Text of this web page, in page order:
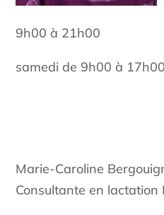
9h00 à 21h00
samedi de 9h00 à 17h00
Marie-Caroline
Consultante en lactation